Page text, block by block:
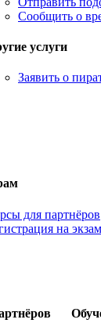
Сообщить о
услуги
Заявить о
для партнёров
на